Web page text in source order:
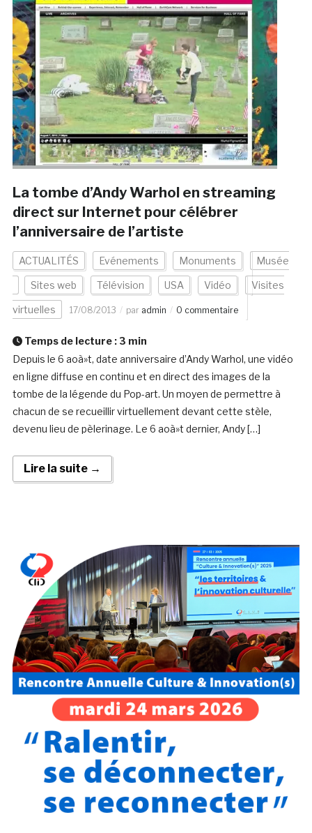
La tombe d’Andy Warhol en streaming
direct sur Internet pour célébrer
l’anniversaire de l’artiste
ACTUALITÉS Evénements Monuments Musée
Sites web Télévision USA Vidéo Visites
virtuelles 17/08/2013 par admin 0 commentaire
Temps de lecture : 3 min
Depuis le 6 aoà»t, date anniversaire d’Andy Warhol, une vidéo
en ligne diffuse en continu et en direct des images de la
tombe de la légende du Pop-art. Un moyen de permettre à
chacun de se recueillir virtuellement devant cette stèle,
devenu lieu de pèlerinage. Le 6 aoà»t dernier, Andy […]
Lire la suite →